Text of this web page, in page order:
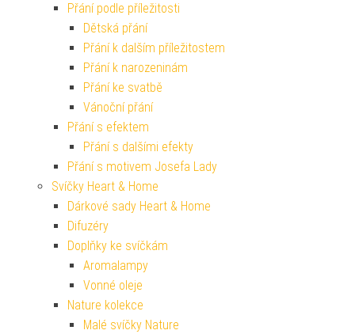
Přání podle příležitosti
Dětská přání
Přání k dalším příležitostem
Přání k narozeninám
Přání ke svatbě
Vánoční přání
Přání s efektem
Přání s dalšími efekty
Přání s motivem Josefa Lady
Svíčky Heart & Home
Dárkové sady Heart & Home
Difuzéry
Doplňky ke svíčkám
Aromalampy
Vonné oleje
Nature kolekce
Malé svíčky Nature